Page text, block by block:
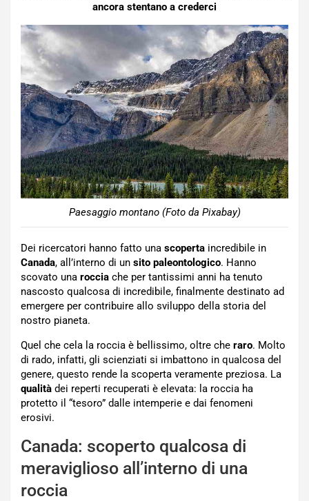
ancora stentano a crederci
Paesaggio montano (Foto da Pixabay)
Dei ricercatori hanno fatto una scoperta incredibile in
Canada, all’interno di un sito paleontologico. Hanno
scovato una roccia che per tantissimi anni ha tenuto
nascosto qualcosa di incredibile, finalmente destinato ad
emergere per contribuire allo sviluppo della storia del
nostro pianeta.
Quel che cela la roccia è bellissimo, oltre che raro. Molto
di rado, infatti, gli scienziati si imbattono in qualcosa del
genere, questo rende la scoperta veramente preziosa. La
qualità dei reperti recuperati è elevata: la roccia ha
protetto il “tesoro” dalle intemperie e dai fenomeni
erosivi.
Canada: scoperto qualcosa di
meraviglioso all’interno di una
roccia